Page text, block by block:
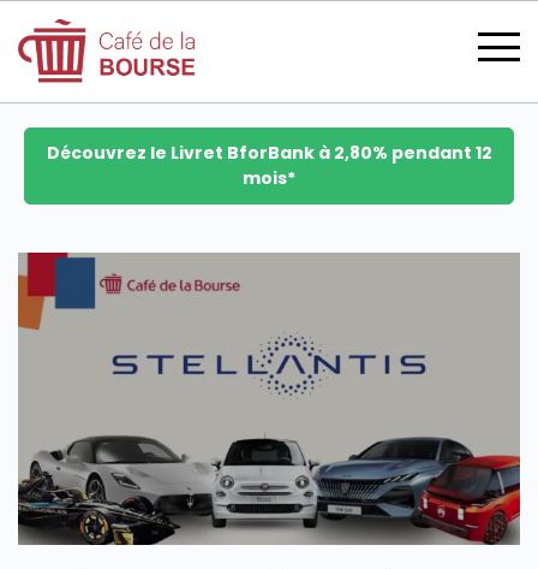
se connecter
devenir membre
CATÉGORIES
Découvrez le Livret BforBank à 2,80% pendant 12
mois*